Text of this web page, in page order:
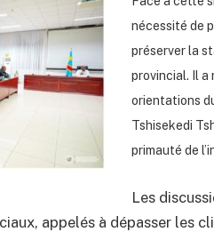
nécessité de
préserver la
provincial. Il a
orientations
Tshisekedi
primauté de
Les
appelés à dépasser les